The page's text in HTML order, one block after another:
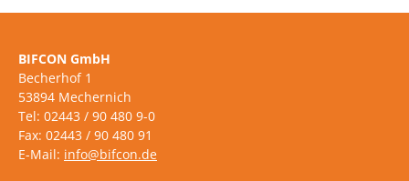
BIFCON GmbH
Becherhof 1
53894 Mechernich
Tel: 02443 / 90 480 9-0
Fax: 02443 / 90 480 91
E-Mail: info@bifcon.de